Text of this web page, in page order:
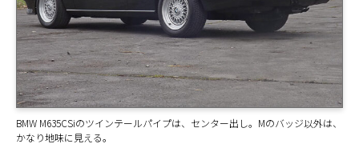
BMW M635CSiのツインテールパイプは、センター出し。Mのバッジ以外は、
かなり地味に見える。